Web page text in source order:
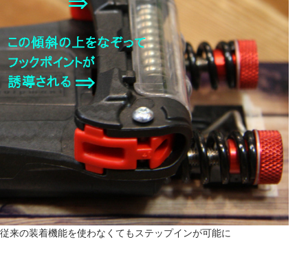
従来の装着機能を使わなくてもステップインが可能に